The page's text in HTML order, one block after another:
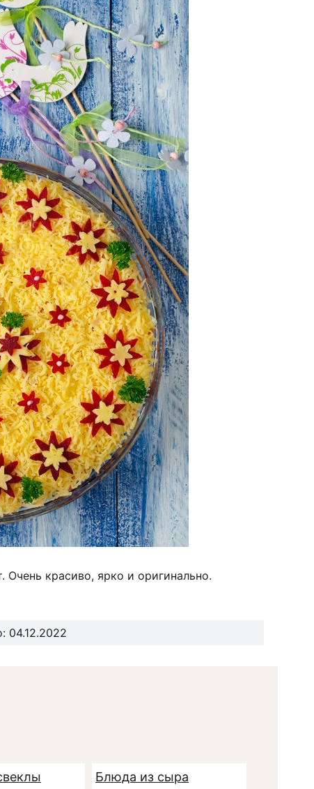
красиво, ярко и оригинально.
04.12.2022
Блюда из сыра